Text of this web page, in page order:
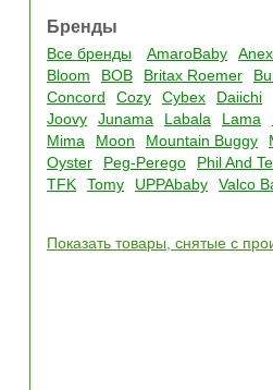
Бренды
Все бренды AmaroBaby
Anex
Bloom
BOB Britax Roemer
Concord
Cozy Cybex
Daiichi
Joovy
Junama Labala Lama
Mima
Moon Mountain Buggy
Oyster
Peg-Perego
Phil And
TFK
Tomy UPPAbaby Valco
Показать товары, снятые с